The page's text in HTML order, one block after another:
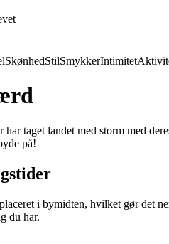
SkønhedStilSmykkerIntimitet
har taget landet med storm med
på!
i bymidten, hvilket gør det
du har.